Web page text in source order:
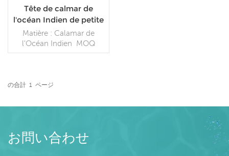
wang hang
Tête de calmar de
l'océan Indien de petite
taille congelée en gros
à vendre
Matière : Calamar de
l'Océan Indien MOQ
:10tons=1*20fcl Délai de
Glacée : IQF ou
40%, 45% ou
の合計 1 ページ
お問い合わせ